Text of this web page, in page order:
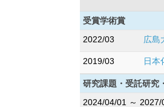
受賞学術賞
2022/03
広島
2019/03 日本
研究課題・受託研究
2024/04/01 ～ 2027/